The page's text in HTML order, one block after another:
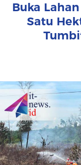
Buka
Satu